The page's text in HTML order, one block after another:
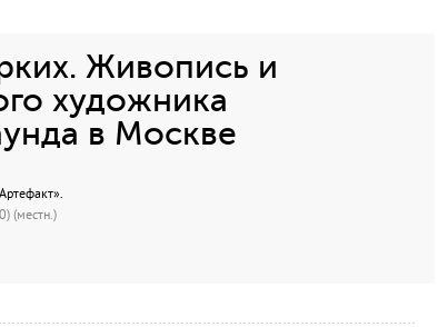
Живопись и
художника
в Москве
(местн.)